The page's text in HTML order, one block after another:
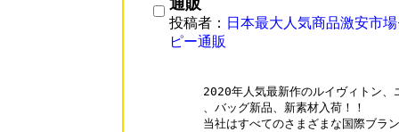
通販
投稿者： 日本最大人気商品激安市
ピー通販
2020年人気最新作のルイヴィトン
、バッグ新品、新素材入荷！！
当社はすべてのさまざまな国際ブラ